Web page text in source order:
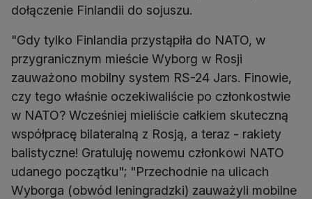
dołączenie Finlandii do sojuszu.
"Gdy tylko Finlandia przystąpiła do NATO, w
przygranicznym mieście Wyborg w Rosji
zauważono mobilny system RS-24 Jars. Finowie,
czy tego właśnie oczekiwaliście po członkostwie
w NATO? Wcześniej mieliście całkiem skuteczną
współpracę bilateralną z Rosją, a teraz - rakiety
balistyczne! Gratuluję nowemu członkowi NATO
udanego początku"; "Przechodnie na ulicach
Wyborga (obwód leningradzki) zauważyli mobilne